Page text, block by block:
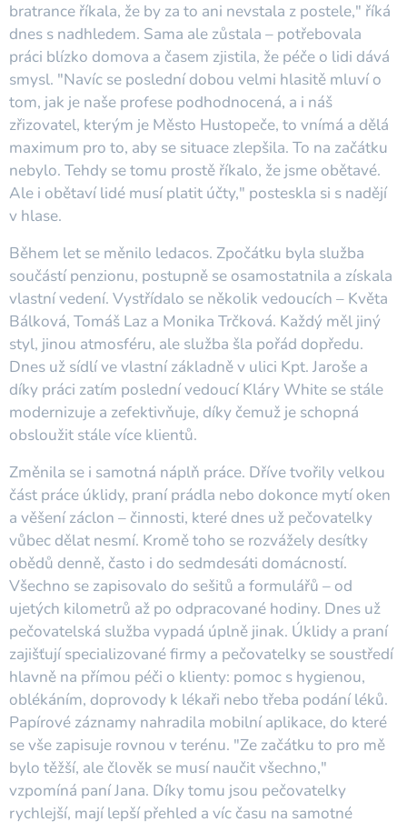
bratrance říkala, že by za to ani nevstala z postele," říká
dnes s nadhledem. Sama ale zůstala – potřebovala
práci blízko domova a časem zjistila, že péče o lidi dává
smysl. "Navíc se poslední dobou velmi hlasitě mluví o
tom, jak je naše profese podhodnocená, a i náš
zřizovatel, kterým je Město Hustopeče, to vnímá a dělá
maximum pro to, aby se situace zlepšila. To na začátku
nebylo. Tehdy se tomu prostě říkalo, že jsme obětavé.
Ale i obětaví lidé musí platit účty," posteskla si s nadějí
v hlase.
Během let se měnilo ledacos. Zpočátku byla služba
součástí penzionu, postupně se osamostatnila a získala
vlastní vedení. Vystřídalo se několik vedoucích – Květa
Bálková, Tomáš Laz a Monika Trčková. Každý měl jiný
styl, jinou atmosféru, ale služba šla pořád dopředu.
Dnes už sídlí ve vlastní základně v ulici Kpt. Jaroše a
díky práci zatím poslední vedoucí Kláry White se stále
modernizuje a zefektivňuje, díky čemuž je schopná
obsloužit stále více klientů.
Změnila se i samotná náplň práce. Dříve tvořily velkou
část práce úklidy, praní prádla nebo dokonce mytí oken
a věšení záclon – činnosti, které dnes už pečovatelky
vůbec dělat nesmí. Kromě toho se rozvážely desítky
obědů denně, často i do sedmdesáti domácností.
Všechno se zapisovalo do sešitů a formulářů – od
ujetých kilometrů až po odpracované hodiny. Dnes už
pečovatelská služba vypadá úplně jinak. Úklidy a praní
zajišťují specializované firmy a pečovatelky se soustředí
hlavně na přímou péči o klienty: pomoc s hygienou,
oblékáním, doprovody k lékaři nebo třeba podání léků.
Papírové záznamy nahradila mobilní aplikace, do které
se vše zapisuje rovnou v terénu. "Ze začátku to pro mě
bylo těžší, ale člověk se musí naučit všechno,"
vzpomíná paní Jana. Díky tomu jsou pečovatelky
rychlejší, mají lepší přehled a víc času na samotné